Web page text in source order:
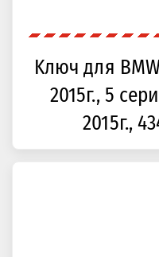
Kлюч для
2015г., 5
2015г.,